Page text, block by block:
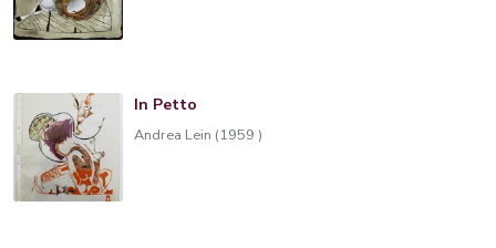
In Petto
Andrea Lein (1959 )